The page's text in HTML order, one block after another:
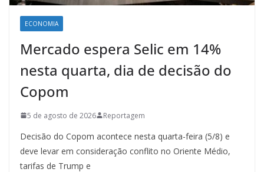
ECONOMIA
Mercado espera Selic em 14%
nesta quarta, dia de decisão do
Copom
5 de agosto de 2026 Reportagem
Decisão do Copom acontece nesta quarta-feira (5/8) e
deve levar em consideração conflito no Oriente Médio,
tarifas de Trump e